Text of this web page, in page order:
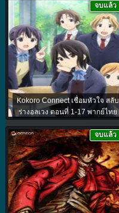
Kokoro Connect เชื่อมหัวใจ สลับ
ร่างอลเวง ตอนที่ 1-17 พากย์ไทย
จบแล้ว
จบแล้ว